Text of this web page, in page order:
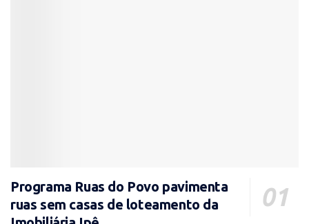
Programa Ruas do Povo pavimenta
ruas sem casas de loteamento da